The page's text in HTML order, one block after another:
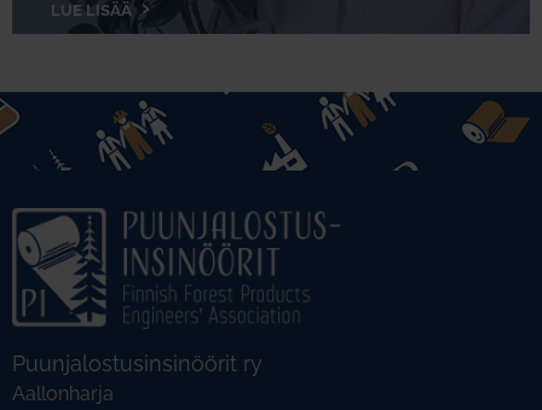
LUE LISÄÄ
Puunjalostusinsinöörit ry
Aallonharja